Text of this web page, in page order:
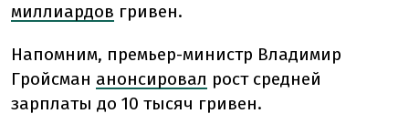
миллиардов гривен.
Напомним, премьер-министр Владимир
Гройсман анонсировал рост средней
зарплаты до 10 тысяч гривен.